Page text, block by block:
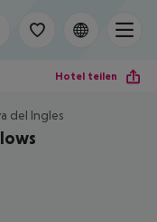
Hotel teilen
del Ingles